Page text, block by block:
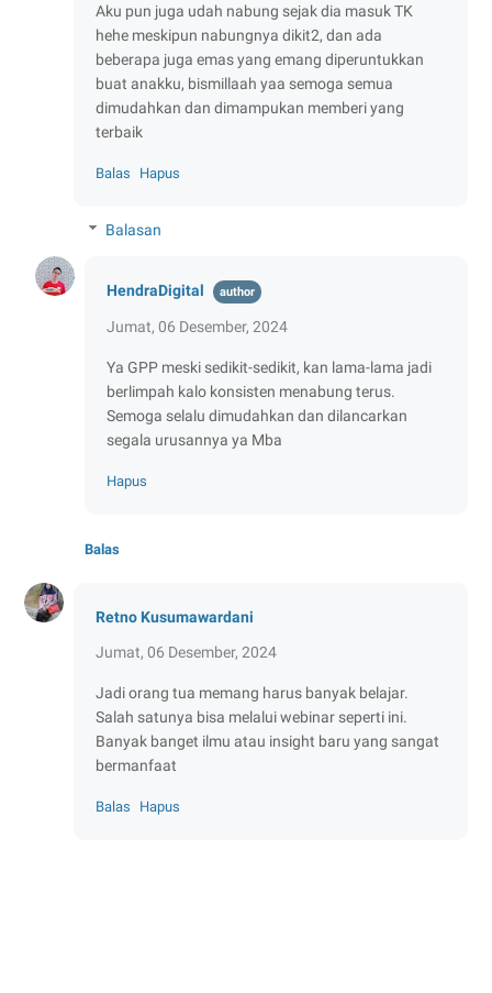
Aku pun juga udah nabung sejak dia masuk TK
hehe meskipun nabungnya dikit2, dan ada
beberapa juga emas yang emang diperuntukkan
buat anakku, bismillaah yaa semoga semua
dimudahkan dan dimampukan memberi yang
terbaik
Balas Hapus
Balasan
HendraDigital
Jumat, 06 Desember, 2024
Ya GPP meski sedikit-sedikit, kan lama-lama jadi
berlimpah kalo konsisten menabung terus.
Semoga selalu dimudahkan dan dilancarkan
segala urusannya ya Mba
Hapus
Balas
Retno Kusumawardani
Jumat, 06 Desember, 2024
Jadi orang tua memang harus banyak belajar.
Salah satunya bisa melalui webinar seperti ini.
Banyak banget ilmu atau insight baru yang sangat
bermanfaat
Balas Hapus